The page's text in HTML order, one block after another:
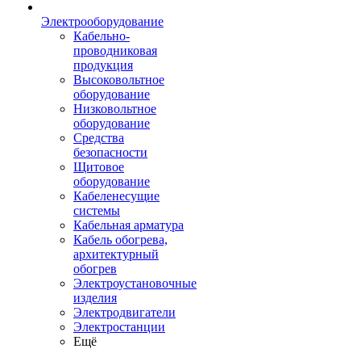
Электрооборудование
Кабельно-
проводниковая
продукция
Высоковольтное
оборудование
Низковольтное
оборудование
Средства
безопасности
Щитовое
оборудование
Кабеленесущие
системы
Кабельная арматура
Кабель обогрева,
архитектурный
обогрев
Электроустановочные
изделия
Электродвигатели
Электростанции
Ещё